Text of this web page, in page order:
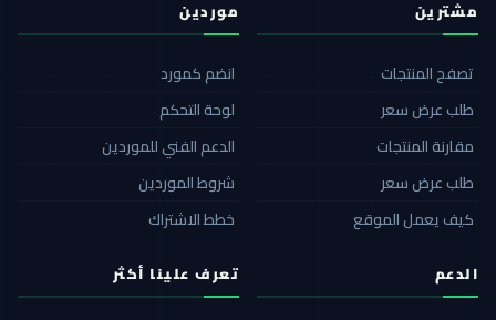
مشترين
تصفح المنتجات
طلب عرض سعر
مقارنة المنتجات
طلب عرض سعر
كيف يعمل الموقع
موردين
انضم كمورد
لوحة التحكم
الدعم الفني للموردين
شروط الموردين
خطط الاشتراك
الدعم تعرف علينا أكثر